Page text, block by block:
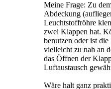
Meine Frage: Zu
Abdeckung
Leuchtstoffröhre
zwei Klappen hat.
benutzen oder ist
vielleicht zu nah an
das Öffnen der
Luftaustausch
Wäre halt ganz